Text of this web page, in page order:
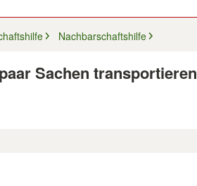
Nachbarschaftshilfe
Sachen transportieren